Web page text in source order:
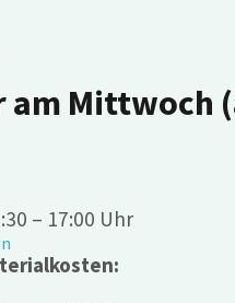
am Mittwoch
– 17:00 Uhr